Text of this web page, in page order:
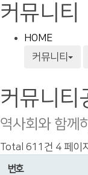
커뮤니티
HOME
커뮤니티
커뮤니티
역사회와 함께
Total 611건 4 페이지
번호